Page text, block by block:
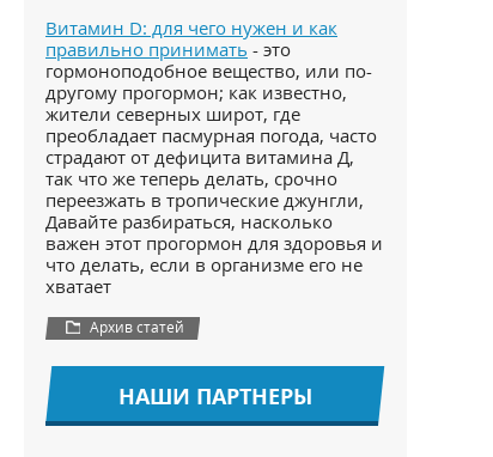
Витамин D: для чего нужен и как
правильно принимать - это
гормоноподобное вещество, или по-
другому прогормон; как известно,
жители северных широт, где
преобладает пасмурная погода, часто
страдают от дефицита витамина Д,
так что же теперь делать, срочно
переезжать в тропические джунгли,
Давайте разбираться, насколько
важен этот прогормон для здоровья и
что делать, если в организме его не
хватает
Архив статей
НАШИ ПАРТНЕРЫ